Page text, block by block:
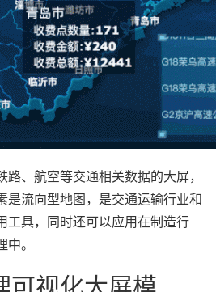
、航空等交通相关数据的大屏，
是流向型地图，是交通运输行业和
工具，同时还可以应用在制造行
。